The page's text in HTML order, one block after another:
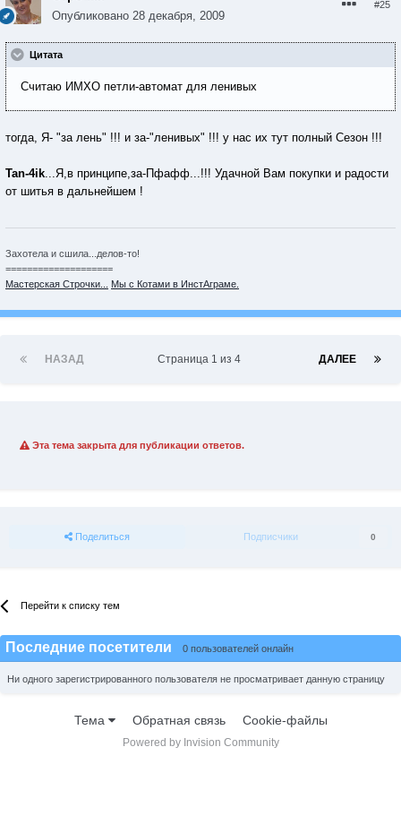
Опубликовано 28 декабря, 2009
#25
Цитата
Считаю ИМХО петли-автомат для ленивых
тогда, Я- "за лень" !!! и за-"ленивых" !!! у нас их тут полный Сезон !!!
Tan-4ik...Я,в принципе,за-Пфафф...!!! Удачной Вам покупки и радости
от шитья в дальнейшем !
Захотела и сшила...делов-то!
====================
Мастерская Строчки...
Мы с Котами в ИнстАграме.
НАЗАД ДАЛЕЕ
Страница 1 из 4
Эта тема закрыта для публикации ответов.
Поделиться Подписчики 0
Перейти к списку тем
Последние посетители 0 пользователей онлайн
Ни одного зарегистрированного пользователя не просматривает данную страницу
Тема Обратная связь Cookie-файлы
Powered by Invision Community